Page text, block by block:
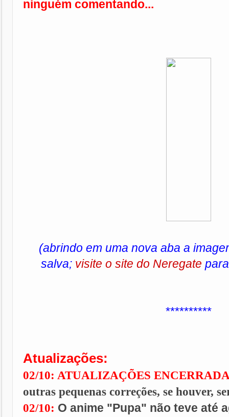
ninguém comentando...
(abrindo em uma nova aba a
salva; visite o site do Neregate
**********
Atualizações:
02/10: ATUALIZAÇÕES
outras pequenas correções, se houver,
02/10: O anime "Pupa" não teve até